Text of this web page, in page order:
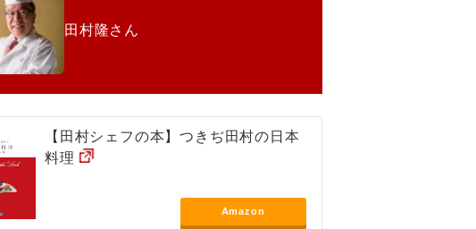
田村隆さん
【田村シェフの本】つきぢ田村の日本
料理
Amazon